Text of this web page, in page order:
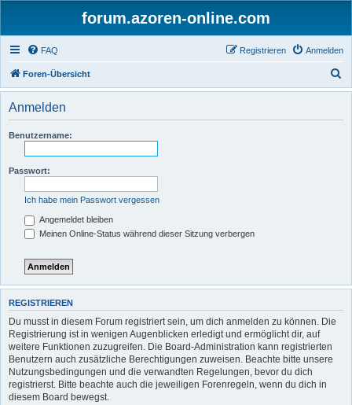
forum.azoren-online.com
FAQ Anmelden
Registrieren
Foren-Übersicht
u
Anmelden
Benutzername:
Passwort:
Ich habe mein Passwort vergessen
Angemeldet bleiben
Meinen Online-Status während dieser Sitzung verbergen
REGISTRIEREN
Du musst in diesem Forum registriert sein, um dich anmelden zu können. Die
Registrierung ist in wenigen Augenblicken erledigt und ermöglicht dir, auf
weitere Funktionen zuzugreifen. Die Board-Administration kann registrierten
Benutzern auch zusätzliche Berechtigungen zuweisen. Beachte bitte unsere
Nutzungsbedingungen und die verwandten Regelungen, bevor du dich
registrierst. Bitte beachte auch die jeweiligen Forenregeln, wenn du dich in
diesem Board bewegst.